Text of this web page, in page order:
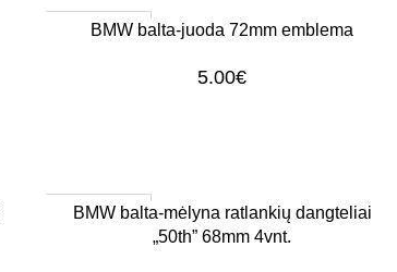
1–3 d. d.
Į KREPŠELĮBMW balta-juoda 72mm emblema
5.00€
1–3 d. d.
Į KREPŠELĮ
BMW balta-mėlyna ratlankių dangteliai
„50th” 68mm 4vnt.